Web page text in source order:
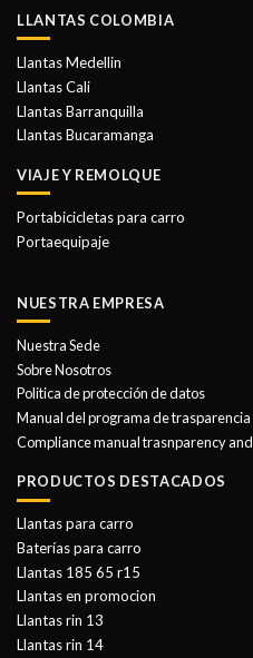
de
LLANTAS COLOMBIA
Llantas Medellin
Llantas Cali
Llantas Barranquilla
Llantas Bucaramanga
VIAJE Y REMOLQUE
Portabicicletas para carro
Portaequipaje
NUESTRA EMPRESA
Nuestra Sede
Sobre Nosotros
Politica de protección de datos
Manual del programa de
Compliance manual trasnparency
PRODUCTOS DESTACADOS
Llantas para carro
Baterías para carro
Llantas 185 65 r15
Llantas en promocion
Llantas rin 13
Llantas rin 14